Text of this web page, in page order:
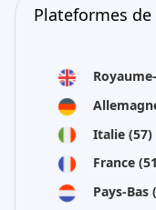
Plateformes
Italie (57)
France
Pays-Bas